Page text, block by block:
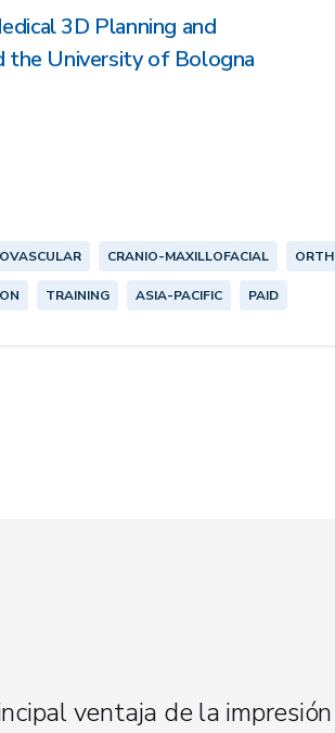
3D Planning and
the University of Bologna
CRANIO-MAXILLOFACIAL
TRAINING ASIA-PACIFIC PAID
ventaja de la